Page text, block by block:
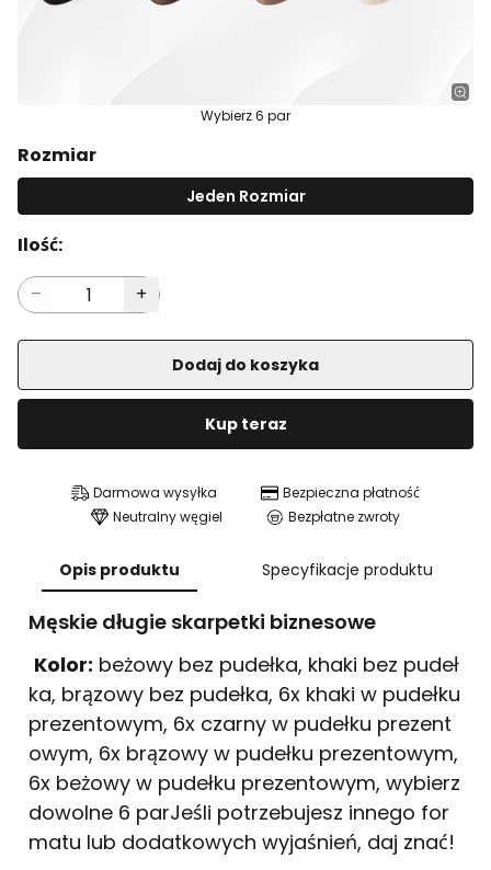
Wybierz 6 par
Rozmiar
Jeden Rozmiar
Ilość:
Dodaj do koszyka
Kup teraz
Darmowa wysyłka
Bezpieczna płatność
Neutralny węgiel
Bezpłatne zwroty
Opis produktu Specyfikacje produktu
Męskie długie skarpetki biznesowe
Kolor: beżowy bez pudełka, khaki bez pudeł
ka, brązowy bez pudełka, 6x khaki w pudełku
prezentowym, 6x czarny w pudełku prezent
owym, 6x brązowy w pudełku prezentowym,
6x beżowy w pudełku prezentowym, wybierz
dowolne 6 parJeśli potrzebujesz innego for
matu lub dodatkowych wyjaśnień, daj znać!